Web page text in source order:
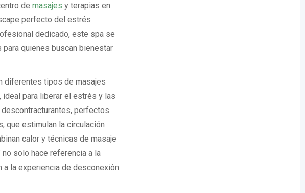
de masajes y terapias en
perfecto del estrés
dedicado, este spa se
quienes buscan bienestar
diferentes tipos de masajes
para liberar el estrés y las
perfectos
que estimulan la circulación
calor y técnicas de masaje
no solo hace referencia a la
a la experiencia de desconexión